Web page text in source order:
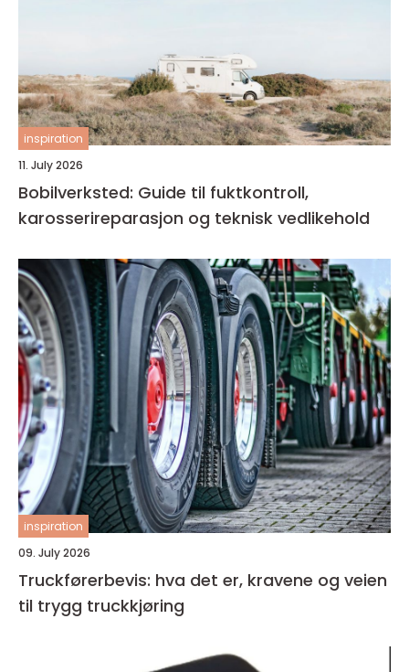
inspiration
11. July 2026
Bobilverksted: Guide til fuktkontroll,
karosserireparasjon og teknisk vedlikehold
inspiration
09. July 2026
Truckførerbevis: hva det er, kravene og veien
til trygg truckkjøring